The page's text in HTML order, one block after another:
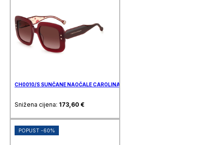
CH0010/S SUNČANE NAOČALE CAROLINA HERRERA
Snižena cijena: 173,60 €
POPUST -60%